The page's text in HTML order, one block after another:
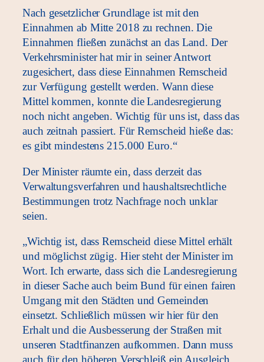
Nach gesetzlicher Grundlage ist mit den
Einnahmen ab Mitte 2018 zu rechnen. Die
Einnahmen fließen zunächst an das Land. Der
Verkehrsminister hat mir in seiner Antwort
zugesichert, dass diese Einnahmen Remscheid
zur Verfügung gestellt werden. Wann diese
Mittel kommen, konnte die Landesregierung
noch nicht angeben. Wichtig für uns ist, dass das
auch zeitnah passiert. Für Remscheid hieße das:
es gibt mindestens 215.000 Euro.“
Der Minister räumte ein, dass derzeit das
Verwaltungsverfahren und haushaltsrechtliche
Bestimmungen trotz Nachfrage noch unklar
seien.
„Wichtig ist, dass Remscheid diese Mittel erhält
und möglichst zügig. Hier steht der Minister im
Wort. Ich erwarte, dass sich die Landesregierung
in dieser Sache auch beim Bund für einen fairen
Umgang mit den Städten und Gemeinden
einsetzt. Schließlich müssen wir hier für den
Erhalt und die Ausbesserung der Straßen mit
unseren Stadtfinanzen aufkommen. Dann muss
auch für den höheren Verschleiß ein Ausgleich